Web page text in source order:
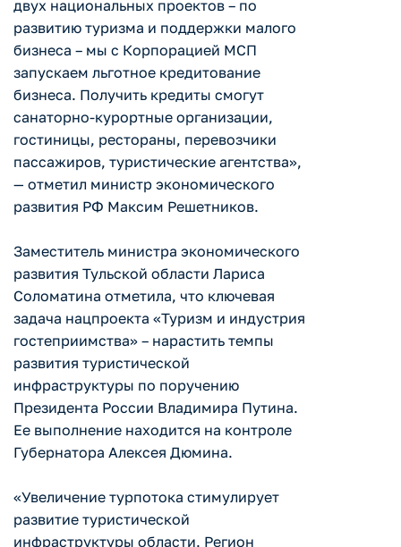
двух национальных проектов – по
развитию туризма и поддержки малого
бизнеса – мы с Корпорацией МСП
запускаем льготное кредитование
бизнеса. Получить кредиты смогут
санаторно-курортные организации,
гостиницы, рестораны, перевозчики
пассажиров, туристические агентства»,
— отметил министр экономического
развития РФ Максим Решетников.
Заместитель министра экономического
развития Тульской области Лариса
Соломатина отметила, что ключевая
задача нацпроекта «Туризм и индустрия
гостеприимства» – нарастить темпы
развития туристической
инфраструктуры по поручению
Президента России Владимира Путина.
Ее выполнение находится на контроле
Губернатора Алексея Дюмина.
«Увеличение турпотока стимулирует
развитие туристической
инфраструктуры области. Регион